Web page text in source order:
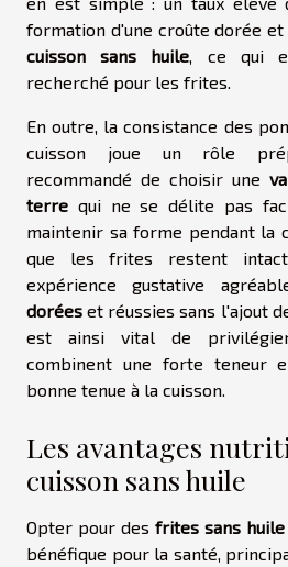
formation d'une croûte dorée
cuisson sans huile , ce qui
recherché pour les frites.
En outre, la consistance des
cuisson joue un rôle
recommandé de choisir une
terre qui ne se délite pas
maintenir sa forme pendant la
que les frites restent
expérience gustative
dorées et réussies sans l'ajout
est ainsi vital de
combinent une forte teneur
bonne tenue à la cuisson.
Les avantages
cuisson sans huile
Opter pour des frites sans huile
bénéfique pour la santé,